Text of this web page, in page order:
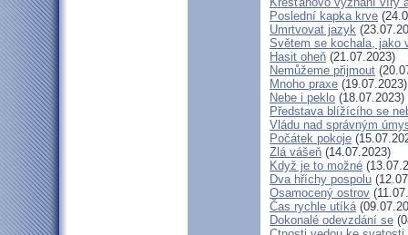
Poslední kapka krve
Umrtvovat jazyk
Světem se kochala, jako
Hasit oheň (21.07.2023)
Nemůžeme přijmout
Mnoho praxe (19.07.2023)
Nebe i peklo (18.07.2023)
Představa blížícího se
Vládu nad správným
Počátek pokoje
Zlá vášeň (14.07.2023)
Když je to možné
Dva hříchy pospolu
Osamocený ostrov
Čas rychle utíká
Dokonalé odevzdání se